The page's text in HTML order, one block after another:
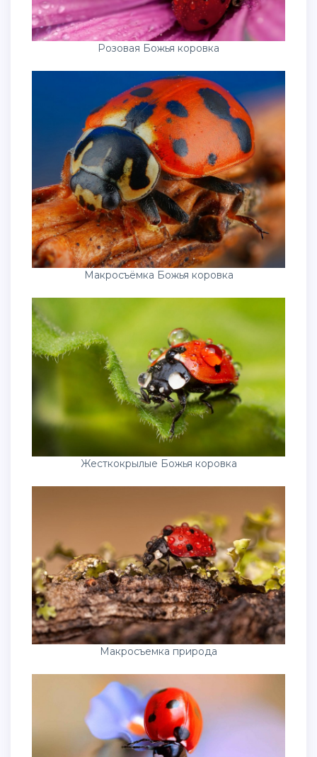
Розовая Божья коровка
Макросъёмка Божья коровка
Жесткокрылые Божья коровка
Макросъемка природа